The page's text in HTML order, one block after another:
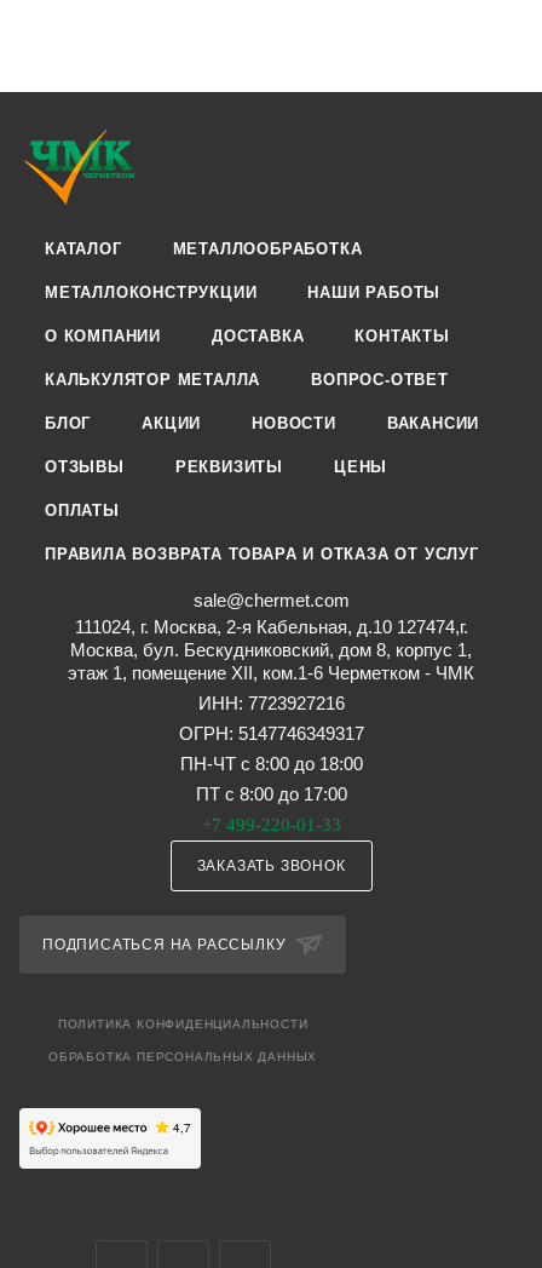
КАТАЛОГ МЕТАЛЛООБРАБОТКА
МЕТАЛЛОКОНСТРУКЦИИ НАШИ РАБОТЫ
О КОМПАНИИ ДОСТАВКА КОНТАКТЫ
КАЛЬКУЛЯТОР МЕТАЛЛА ВОПРОС-ОТВЕТ
БЛОГ АКЦИИ НОВОСТИ ВАКАНСИИ
ОТЗЫВЫ РЕКВИЗИТЫ ЦЕНЫ
ОПЛАТЫ
ПРАВИЛА ВОЗВРАТА ТОВАРА И ОТКАЗА ОТ УСЛУГ
sale@chermet.com
111024, г. Москва, 2-я Кабельная, д.10 127474,г.
Москва, бул. Бескудниковский, дом 8, корпус 1,
этаж 1, помещение XII, ком.1-6 Черметком - ЧМК
ИНН: 7723927216
ОГРН: 5147746349317
ПН-ЧТ с 8:00 до 18:00
ПТ с 8:00 до 17:00
+7 499-220-01-33
ЗАКАЗАТЬ ЗВОНОК
ПОДПИСАТЬСЯ НА РАССЫЛКУ
ПОЛИТИКА КОНФИДЕНЦИАЛЬНОСТИ
ОБРАБОТКА ПЕРСОНАЛЬНЫХ ДАННЫХ